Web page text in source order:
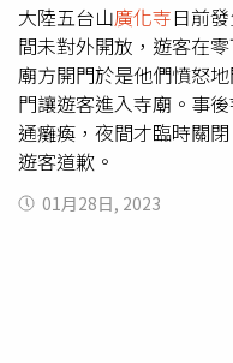
大陸五台山廣化寺日前
間未對外開放，遊客在
廟方開門於是他們憤怒
門讓遊客進入寺廟。事
通癱瘓，夜間才臨時關
遊客道歉。
01月28日, 2023